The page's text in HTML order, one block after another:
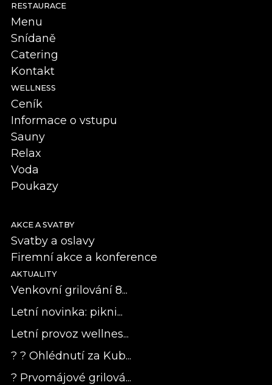
RESTAURACE
Menu
Snídaně
Catering
Kontakt
WELLNESS
Ceník
Informace o vstupu
Sauny
Relax
Voda
Poukazy
AKCE A SVATBY
Svatby a oslavy
Firemní akce a konference
AKTUALITY
Venkovní grilování 8...
Letní novinka: pikni...
Letní provoz wellnes...
? ? Ohlédnutí za Kub...
? Prvomájové grilová...